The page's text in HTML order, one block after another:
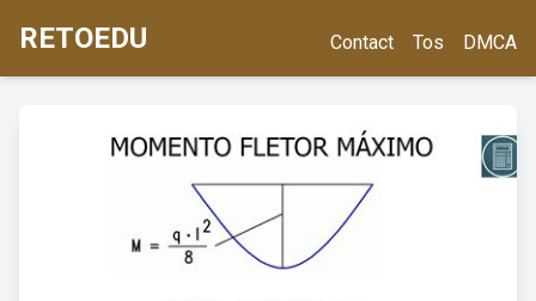
RETOEDU Contact Tos DMCA